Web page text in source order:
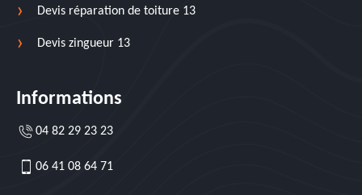
Devis réparation de toiture 13
Devis zingueur 13
Informations
04 82 29 23 23
06 41 08 64 71